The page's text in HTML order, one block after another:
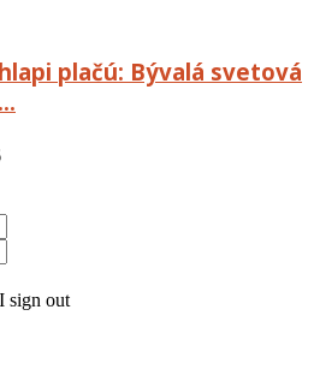
plačú: Bývalá svetová
sign out